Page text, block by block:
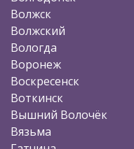
Волжск
Волжский
Вологда
Воронеж
Воскресенск
Воткинск
Вышний Волочёк
Вязьма